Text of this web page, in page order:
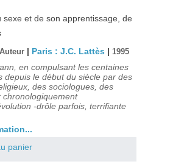
sexe et de son apprentissage, de
| Paris : J.C. Lattès | 1995
en compulsant les centaines
depuis le début du siècle par des
des sociologues, des
chronologiquement
-drôle parfois, terrifiante
panier